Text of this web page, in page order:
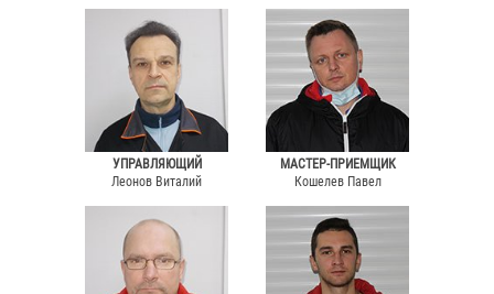
УПРАВЛЯЮЩИЙ
Леонов Виталий
МАСТЕР-ПРИЕМЩИК
Кошелев Павел